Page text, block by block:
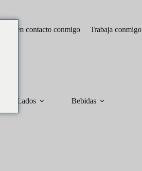
en contacto conmigo Trabaja conmigo
Lados Bebidas